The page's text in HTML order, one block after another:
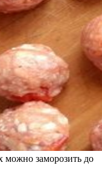
можно заморозить до